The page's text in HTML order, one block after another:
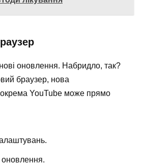
оновлення. Набридло, так?
браузер, нова
YouTube може прямо
оновлення.